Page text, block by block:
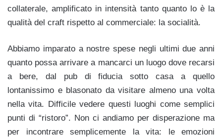
collaterale, amplificato in intensità tanto quanto lo è la
qualità del craft rispetto al commerciale: la socialità.
Abbiamo imparato a nostre spese negli ultimi due anni
quanto possa arrivare a mancarci un luogo dove recarsi
a bere, dal pub di fiducia sotto casa a quello
lontanissimo e blasonato da visitare almeno una volta
nella vita. Difficile vedere questi luoghi come semplici
punti di “ristoro”. Non ci andiamo per disperazione ma
per incontrare semplicemente la vita: le emozioni